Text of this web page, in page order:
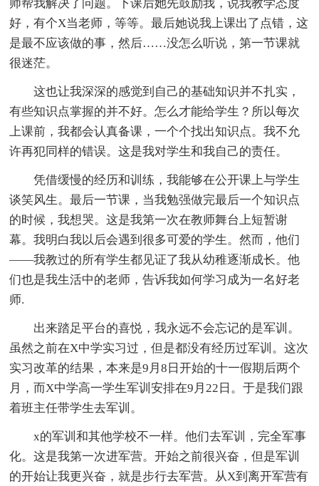
师帮我解决了问题。下课后她先鼓励我，说我教学态度
好，有个X当老师，等等。最后她说我上课出了点错，这
是最不应该做的事，然后……没怎么听说，第一节课就
很迷茫。
这也让我深深的感觉到自己的基础知识并不扎实，
有些知识点掌握的并不好。怎么才能给学生？所以每次
上课前，我都会认真备课，一个个找出知识点。我不允
许再犯同样的错误。这是我对学生和我自己的责任。
凭借缓慢的经历和训练，我能够在公开课上与学生
谈笑风生。最后一节课，当我勉强做完最后一个知识点
的时候，我想哭。这是我第一次在教师舞台上短暂谢
幕。我明白我以后会遇到很多可爱的学生。然而，他们
——我教过的所有学生都见证了我从幼稚逐渐成长。他
们也是我生活中的老师，告诉我如何学习成为一名好老
师.
出来踏足平台的喜悦，我永远不会忘记的是军训。
虽然之前在X中学实习过，但是都没有经历过军训。这次
实习改革的结果，本来是9月8日开始的十一假期后两个
月，而X中学高一学生军训安排在9月22日。于是我们跟
着班主任带学生去军训。
x的军训和其他学校不一样。他们去军训，完全军事
化。这是我第一次进军营。开始之前很兴奋，但是军训
的开始让我更兴奋，就是步行去军营。从X到离开军营有